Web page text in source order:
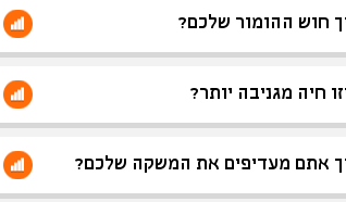
חוש ההומור שלכם?
חיה מגניבה יותר?
אתם מעדיפים את המשקה שלכם?